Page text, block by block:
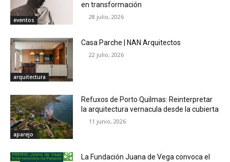
eventos
en transformación
28 julio, 2026
arquitectura
Casa Parche | NAN Arquitectos
22 julio, 2026
aparejo
Refuxos de Porto Quilmas: Reinterpretar
la arquitectura vernacula desde la cubierta
11 junio, 2026
La Fundación Juana de Vega convoca el